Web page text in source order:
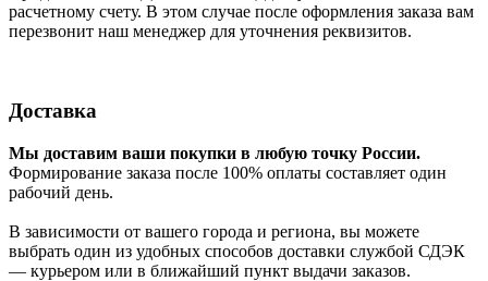
расчетному счету. В этом случае после оформления заказа вам
перезвонит наш менеджер для уточнения реквизитов.
Доставка
Мы доставим ваши покупки в любую точку России.
Формирование заказа после 100% оплаты составляет один
рабочий день.
В зависимости от вашего города и региона, вы можете
выбрать один из удобных способов доставки службой СДЭК
— курьером или в ближайший пункт выдачи заказов.